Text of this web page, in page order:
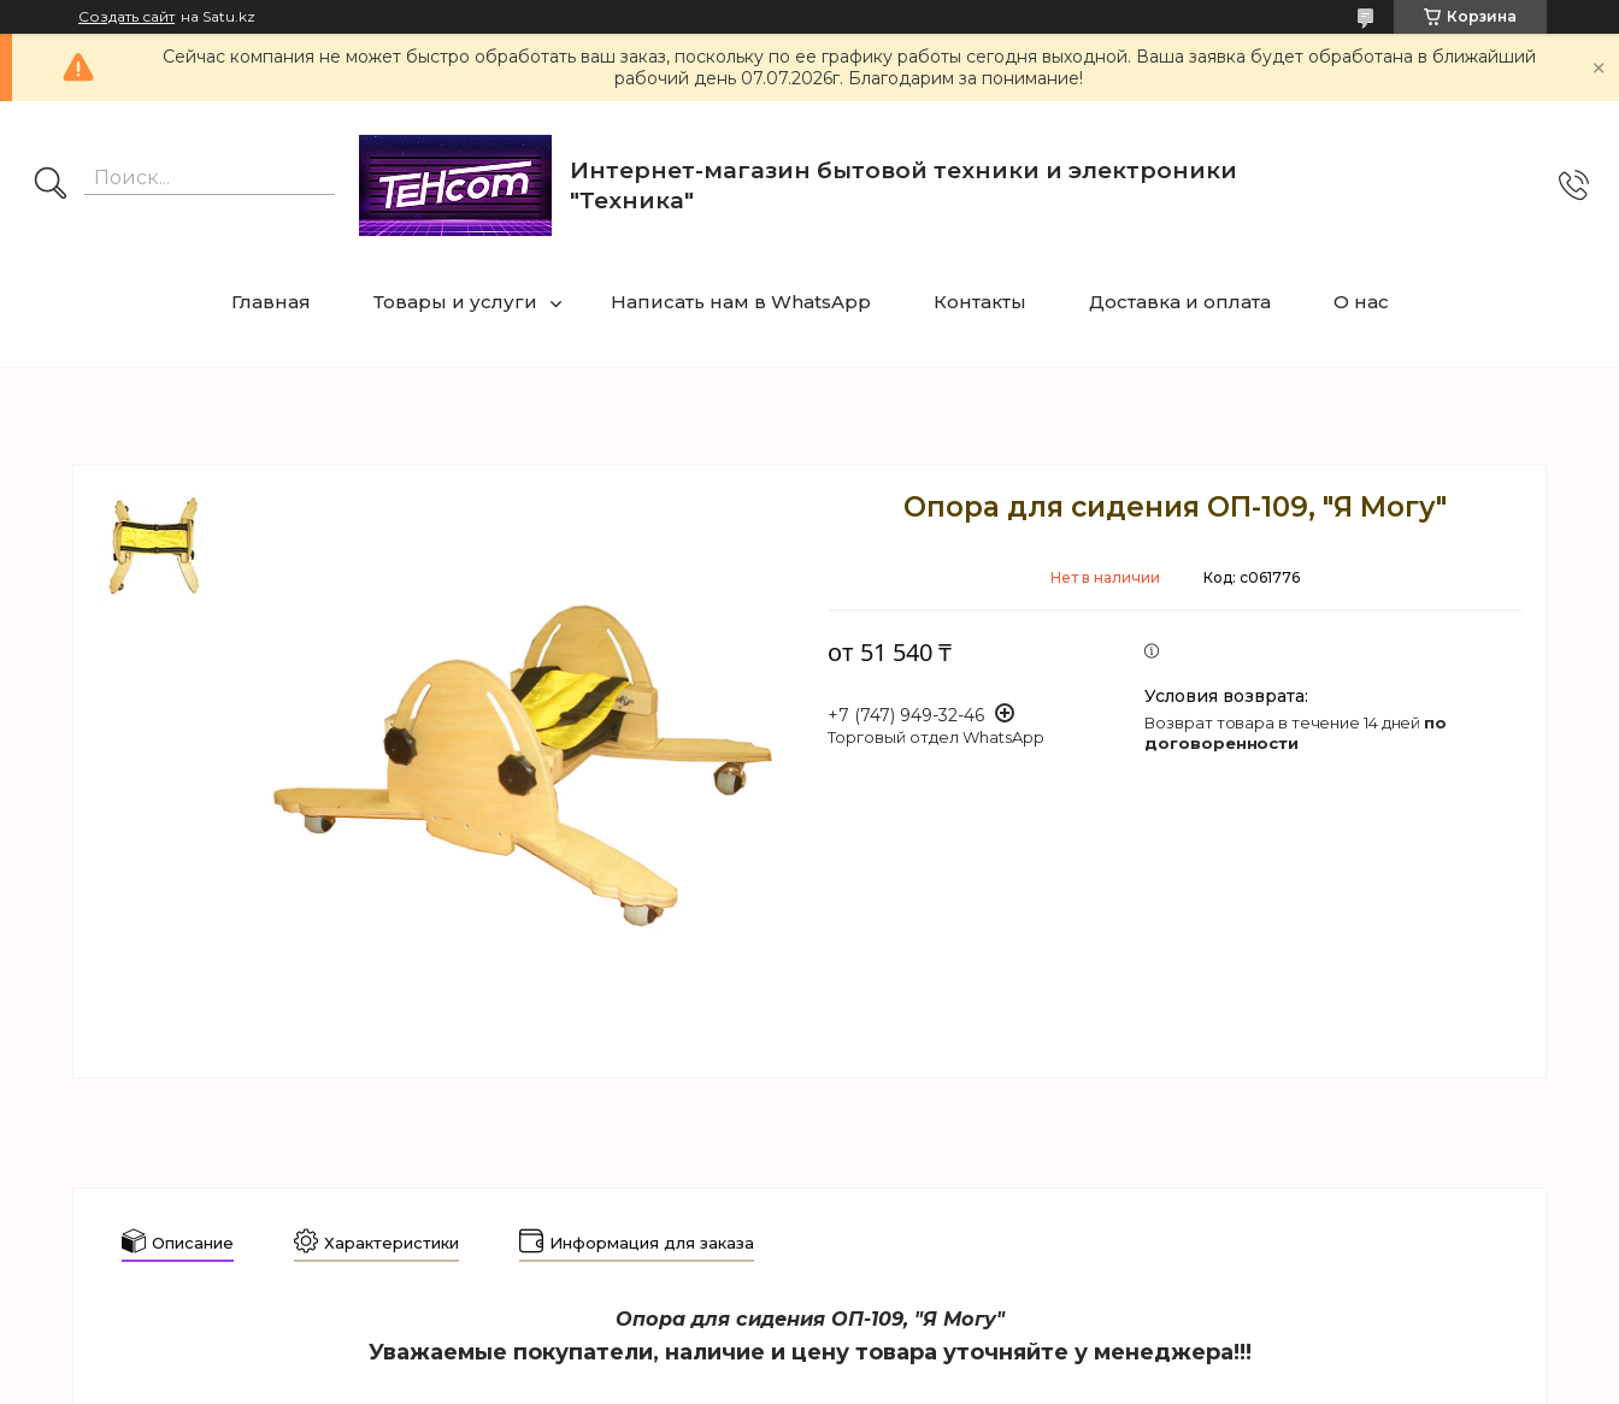
Создать сайт на Satu.kz Корзина
Сейчас компания не может быстро обработать ваш заказ, поскольку по ее графику работы сегодня выходной. Ваша заявка будет обработана в ближайший
рабочий день 07.07.2026г. Благодарим за понимание!
Интернет-магазин бытовой техники и электроники
"Техника"
Главная Товары и услуги Написать нам в WhatsApp Контакты Доставка и оплата О нас
Опора для сидения ОП-109, "Я Могу"
Нет в наличии Код: c061776
от 51 540 ₸
+7 (747) 949-32-46
Торговый отдел WhatsApp
возврат товара в течение 14 дней по
договоренности
Описание Характеристики Информация для заказа
Опора для сидения ОП-109, "Я Могу"
Уважаемые покупатели, наличие и цену товара уточняйте у менеджера!!!